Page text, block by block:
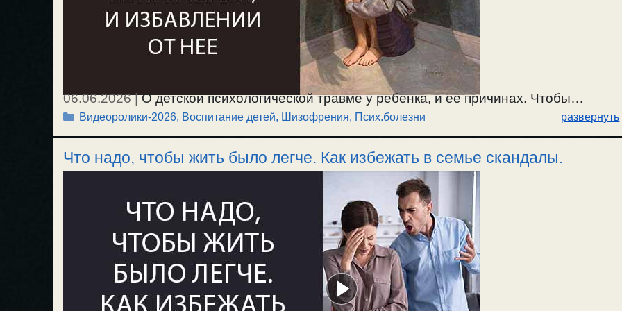
06.06.2026|О детской психологической травме у ребенка, и ее причинах. Чтобы
избавиться от психологической травмы надо встать на путь борьбы со страстями, по
причине которых эта травма остается в душе. / 30.05.2026.
Рубрики
Видеоролики-2026, Воспитание детей, Шизофрения, Псих.болезни развернуть
Что надо, чтобы жить было легче. Как избежать в семье скандалы.